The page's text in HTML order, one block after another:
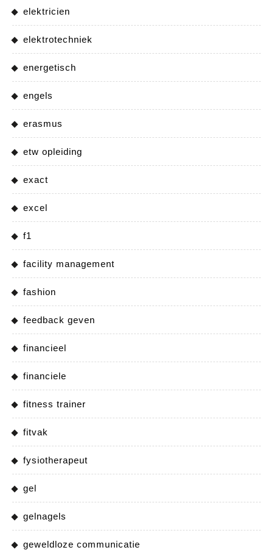
elektricien
elektrotechniek
energetisch
engels
erasmus
etw opleiding
exact
excel
f1
facility management
fashion
feedback geven
financieel
financiele
fitness trainer
fitvak
fysiotherapeut
gel
gelnagels
geweldloze communicatie